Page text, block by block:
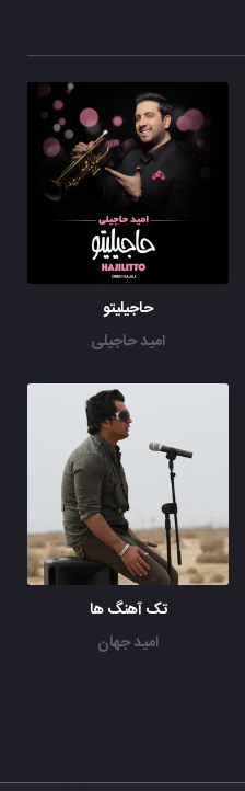
حاجیلیتو
امید حاجیلی
تک آهنگ ها
امید جهان